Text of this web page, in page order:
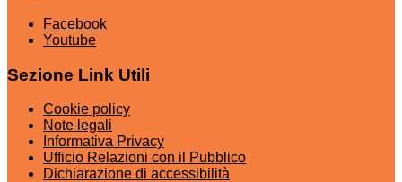
Facebook
Youtube
Sezione Link Utili
Cookie policy
Note legali
Informativa Privacy
Ufficio Relazioni con il Pubblico
Dichiarazione di accessibilità